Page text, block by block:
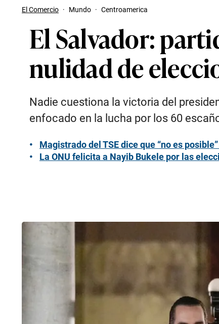
El Comercio · Mundo · Centroamerica
El Salvador:
nulidad de
Nadie cuestiona la victoria del
enfocado en la lucha por los 60
Magistrado del TSE dice que “no es
La ONU felicita a Nayib Bukele por las